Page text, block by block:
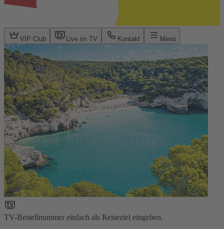
VIP Club Live im TV Kontakt Menü
TV-Bestellnummer einfach als Reiseziel eingeben.